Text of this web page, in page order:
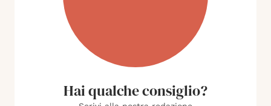
Hai qualche consiglio?